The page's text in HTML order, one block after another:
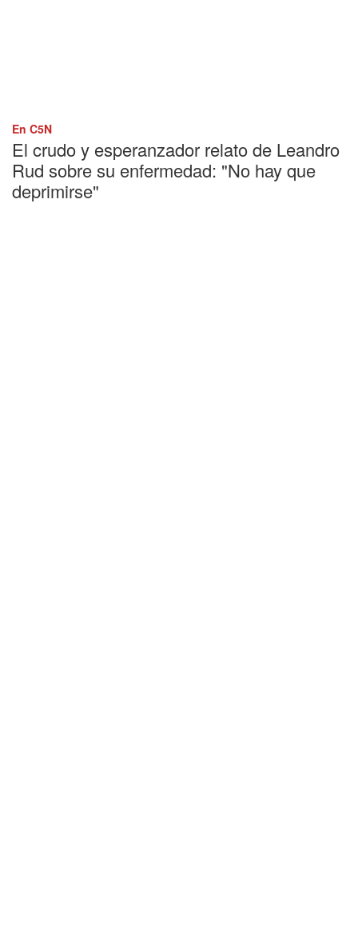
En C5N
El crudo y esperanzador relato de Leandro
Rud sobre su enfermedad: "No hay que
deprimirse"